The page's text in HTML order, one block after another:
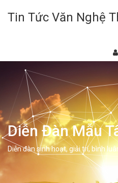
Tin Tức Văn Nghệ
Diễn Đàn Mẫu
Diễn đàn sinh hoạt, giải trí, bình